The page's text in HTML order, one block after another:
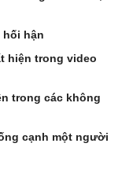
hối hận
hiện trong video
trong các không
cạnh một người